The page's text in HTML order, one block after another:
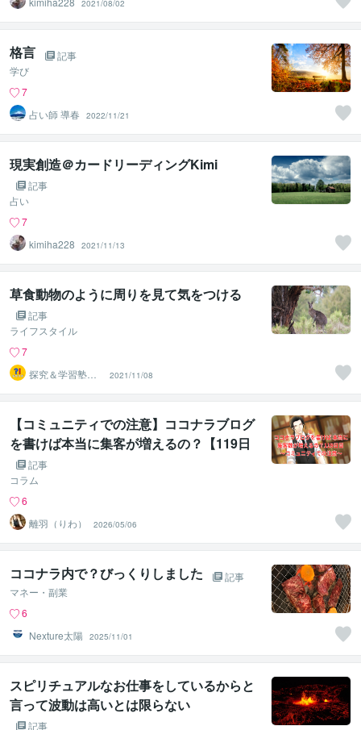
2021/08/02
格言
記事
学び
7
占い師 導春
2022/11/21
現実創造＠カードリーディングKimi
記事
占い
7
kimiha228
2021/11/13
草食動物のように周りを見て気をつける
記事
ライフスタイル
7
探究＆学習塾｜
なぜラボ
2021/11/08
【コミュニティでの注意】ココナラブログ
を書けば本当に集客が増えるの？【119日
目】記事
コラム
6
離羽（りわ）
2026/05/06
ココナラ内で？びっくりしました
記事
マネー・副業
6
Nexture太陽 2025/11/01
スピリチュアルなお仕事をしているからと
言って波動は高いとは限らない
記事